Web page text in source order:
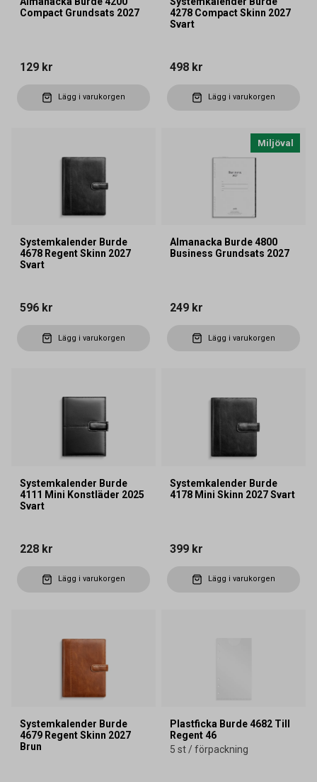
Compact Grundsats 2027
129 kr
Lägg i varukorgen
4278 Compact Skinn 2027
Svart
498 kr
Lägg i varukorgen
Systemkalender Burde
4678 Regent Skinn 2027
Svart
596 kr
Lägg i varukorgen
Miljöval
Almanacka Burde 4800
Business Grundsats 2027
249 kr
Lägg i varukorgen
Systemkalender Burde
4111 Mini Konstläder 2025
Svart
228 kr
Lägg i varukorgen
Systemkalender Burde
4178 Mini Skinn 2027 Svart
399 kr
Lägg i varukorgen
Systemkalender Burde
4679 Regent Skinn 2027
Brun
Plastficka Burde 4682 Till
Regent 46
5 st / förpackning